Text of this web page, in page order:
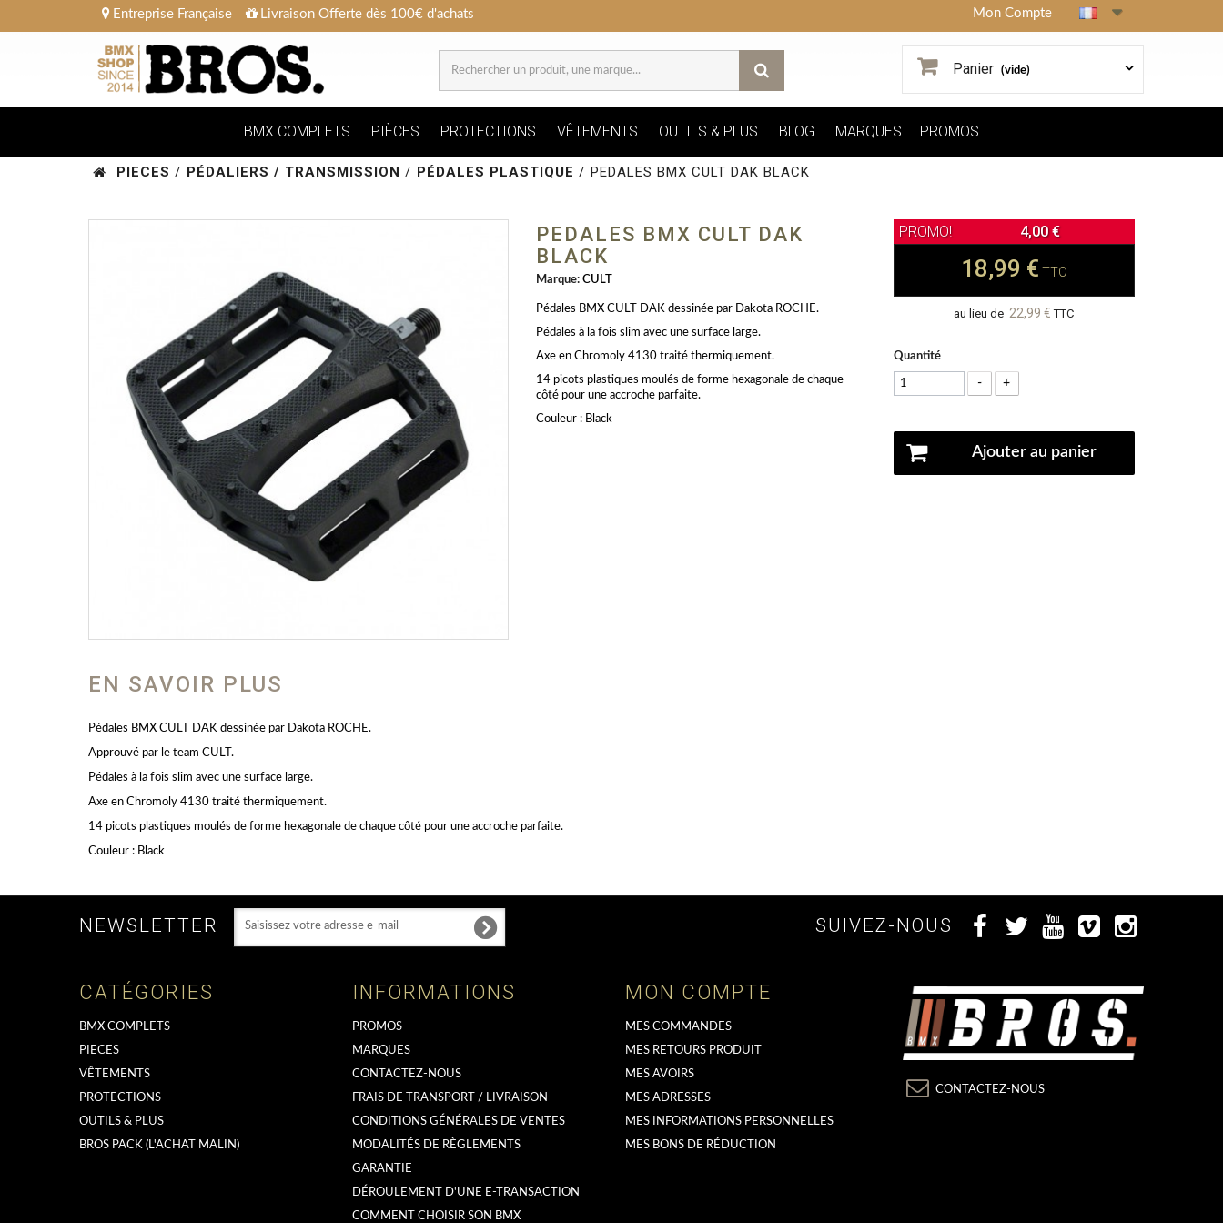
Entreprise Française Livraison Offerte dès 100€ d'achats Mon Compte
Panier (vide)
BMX COMPLETS PIÈCES PROTECTIONS VÊTEMENTS OUTILS & PLUS BLOG MARQUES PROMOS
PIECES / PÉDALIERS / TRANSMISSION / PÉDALES PLASTIQUE / PEDALES BMX CULT DAK BLACK
PEDALES BMX CULT DAK
BLACK
Marque: CULT
Pédales BMX CULT DAK dessinée par Dakota ROCHE.
Pédales à la fois slim avec une surface large.
Axe en Chromoly 4130 traité thermiquement.
14 picots plastiques moulés de forme hexagonale de chaque
côté pour une accroche parfaite.
Couleur : Black
4,00 €
18,99 € TTC
au lieu de 22,99 € TTC
Quantité
- +
Ajouter au panier
EN SAVOIR PLUS
Pédales BMX CULT DAK dessinée par Dakota ROCHE.
Approuvé par le team CULT.
Pédales à la fois slim avec une surface large.
Axe en Chromoly 4130 traité thermiquement.
14 picots plastiques moulés de forme hexagonale de chaque côté pour une accroche parfaite.
Couleur : Black
NEWSLETTER SUIVEZ-NOUS
CATÉGORIES
BMX COMPLETS
PIECES
VÊTEMENTS
PROTECTIONS
OUTILS & PLUS
BROS PACK (L'ACHAT MALIN)
INFORMATIONS
PROMOS
MARQUES
CONTACTEZ-NOUS
FRAIS DE TRANSPORT / LIVRAISON
CONDITIONS GÉNÉRALES DE VENTES
MODALITÉS DE RÈGLEMENTS
GARANTIE
DÉROULEMENT D'UNE E-TRANSACTION
COMMENT CHOISIR SON BMX
MON COMPTE
MES COMMANDES
MES RETOURS PRODUIT
MES AVOIRS
MES ADRESSES
MES INFORMATIONS PERSONNELLES
MES BONS DE RÉDUCTION
CONTACTEZ-NOUS